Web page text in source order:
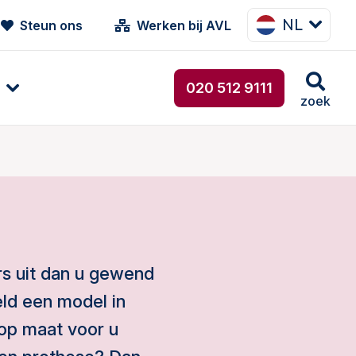
Steun ons Werken bij AVL NL
020 512 9111
zoek
uit dan u gewend
een model in
maat voor u